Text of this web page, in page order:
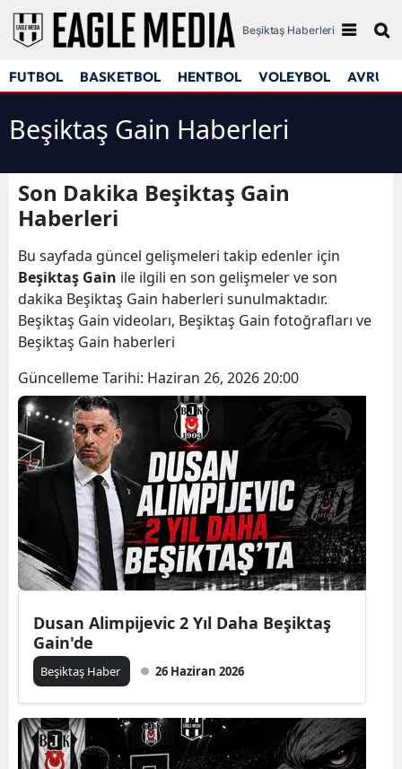
Beşiktaş Haberleri
FUTBOL BASKETBOL HENTBOL VOLEYBOL
Beşiktaş Gain Haberleri
Son Dakika Beşiktaş Gain
Haberleri
Bu sayfada güncel gelişmeleri takip edenler için
Beşiktaş Gain ile ilgili en son gelişmeler ve son
dakika Beşiktaş Gain haberleri sunulmaktadır.
Beşiktaş Gain videoları, Beşiktaş Gain fotoğrafları ve
Beşiktaş Gain haberleri
Güncelleme Tarihi: Haziran 26, 2026 20:00
Dusan Alimpijevic 2 Yıl Daha Beşiktaş
Gain'de
Beşiktaş Haber 26 Haziran 2026